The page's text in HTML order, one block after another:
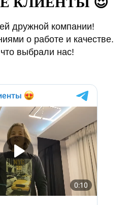
дружной компании!
о работе и качестве.
выбрали нас!